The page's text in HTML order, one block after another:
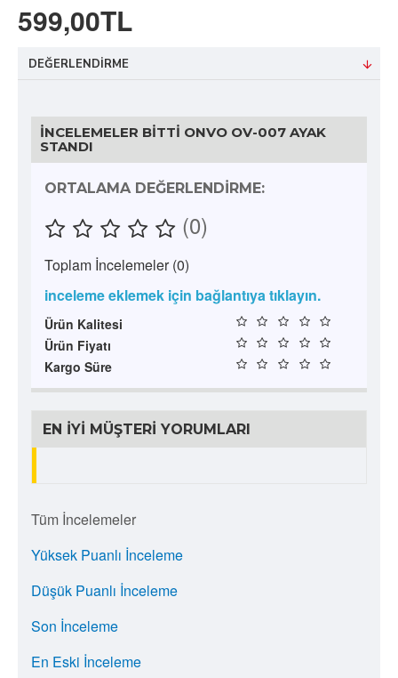
599,00TL
DEĞERLENDIRME
İNCELEMELER BITTI ONVO OV-007 AYAK
STANDI
ORTALAMA DEĞERLENDIRME:
(0)
Toplam İncelemeler (0)
inceleme eklemek için bağlantıya tıklayın.
Ürün Kalitesi
Ürün Fiyatı
Kargo Süre
EN İYI MÜŞTERI YORUMLARI
Tüm İncelemeler
Yüksek Puanlı İnceleme
Düşük Puanlı İnceleme
Son İnceleme
En Eski İnceleme